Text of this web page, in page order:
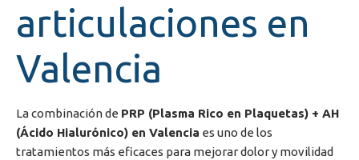
articulaciones en
Valencia
La combinación de PRP (Plasma Rico en Plaquetas) + AH
(Ácido Hialurónico) en Valencia es uno de los
tratamientos más eficaces para mejorar dolor y movilidad